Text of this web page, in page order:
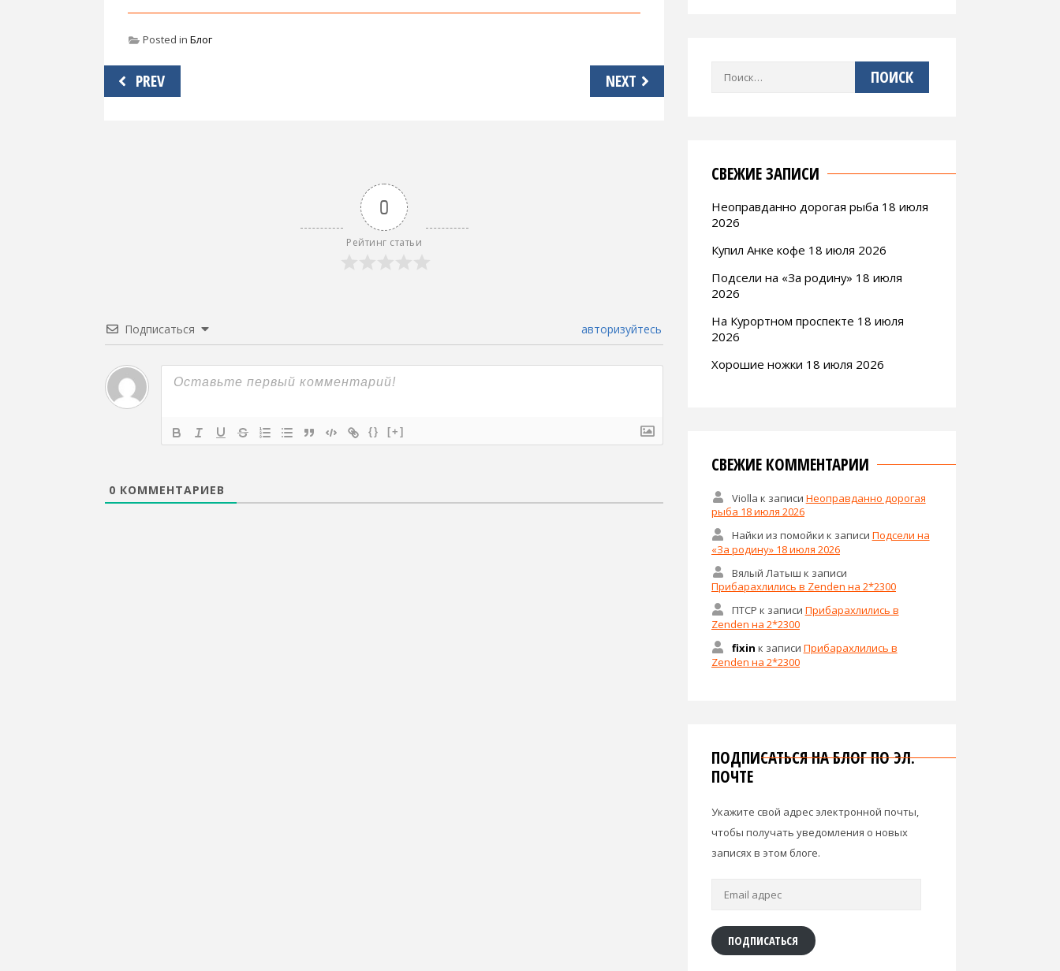
Posted in Блог
Навигация
по
PREV NEXT
0
Рейтинг статьи
Подписаться авторизуйтесь
{} [+]
0 КОММЕНТАРИЕВ
СВЕЖИЕ ЗАПИСИ
Неоправданно дорогая рыба 18 июля
2026
Купил Анке кофе 18 июля 2026
Подсели на «За родину» 18 июля
2026
На Курортном проспекте 18 июля
2026
Хорошие ножки 18 июля 2026
СВЕЖИЕ КОММЕНТАРИИ
Violla к записи Неоправданно дорогая
рыба 18 июля 2026
Найки из помойки к записи Подсели на
«За родину» 18 июля 2026
Вялый Латыш к записи
Прибарахлились в Zenden на 2*2300
ПТСР к записи Прибарахлились в
Zenden на 2*2300
fixin к записи Прибарахлились в
Zenden на 2*2300
ПОДПИСАТЬСЯ НА БЛОГ ПО ЭЛ.
ПОЧТЕ
Укажите свой адрес электронной почты,
чтобы получать уведомления о новых
записях в этом блоге.
ПОДПИСАТЬСЯ